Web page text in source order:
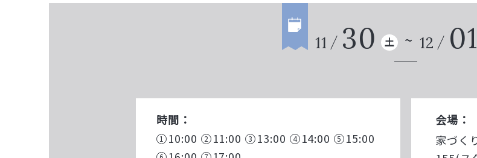
11 30 土 12 01
時間：
10:00
11:00 13:00 14:00
15:00
会場：
家づく